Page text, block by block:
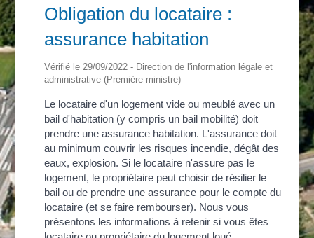
Obligation du locataire :
assurance habitation
Vérifié le 29/09/2022 - Direction de l'information légale et
administrative (Première ministre)
Le locataire d'un logement vide ou meublé avec un
bail d'habitation (y compris un bail mobilité) doit
prendre une assurance habitation. L'assurance doit
au minimum couvrir les risques incendie, dégât des
eaux, explosion. Si le locataire n'assure pas le
logement, le propriétaire peut choisir de résilier le
bail ou de prendre une assurance pour le compte du
locataire (et se faire rembourser). Nous vous
présentons les informations à retenir si vous êtes